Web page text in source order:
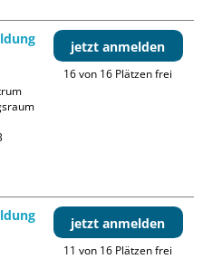
jetzt anmelden
16 von 16 Plätzen frei
jetzt anmelden
11 von 16 Plätzen frei